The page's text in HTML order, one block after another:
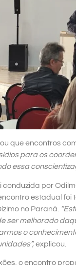
que encontros
para os
essa
por
estadual
no Paraná.
ser melhorado
o
explicou.
o encontro